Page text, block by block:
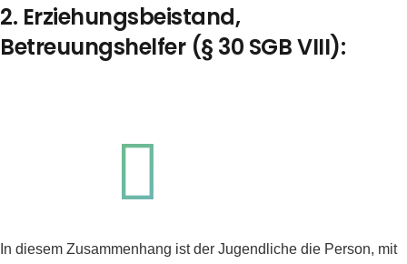
2. Erziehungsbeistand,
Betreuungshelfer (§ 30 SGB VIII):
In diesem Zusammenhang ist der Jugendliche die Person, mit